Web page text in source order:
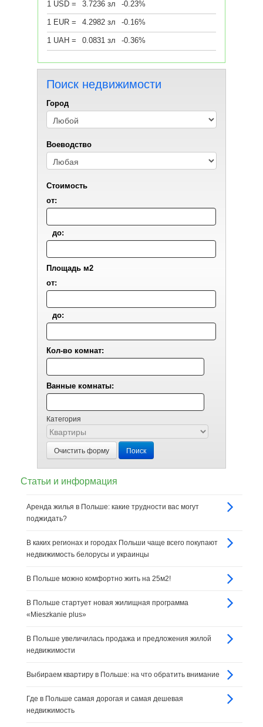
1 USD = 3.7236 зл -0.23%
1 EUR = 4.2982 зл -0.16%
1 UAH = 0.0831 зл -0.36%
Поиск недвижимости
Город
Воеводствo
Стоимость
от:
до:
Площадь м2
от:
до:
Кол-во комнат:
Ванные комнаты:
Категория
Очистить форму Поиск
Статьи и информация
Аренда жилья в Польше: какие трудности вас могут
поджидать?
В каких регионах и городах Польши чаще всего покупают
недвижимость белорусы и украинцы
В Польше можно комфортно жить на 25м2!
В Польше стартует новая жилищная программа
«Mieszkanie plus»
В Польше увеличилась продажа и предложения жилой
недвижимости
Выбираем квартиру в Польше: на что обратить внимание
Где в Польше самая дорогая и самая дешевая
недвижимость